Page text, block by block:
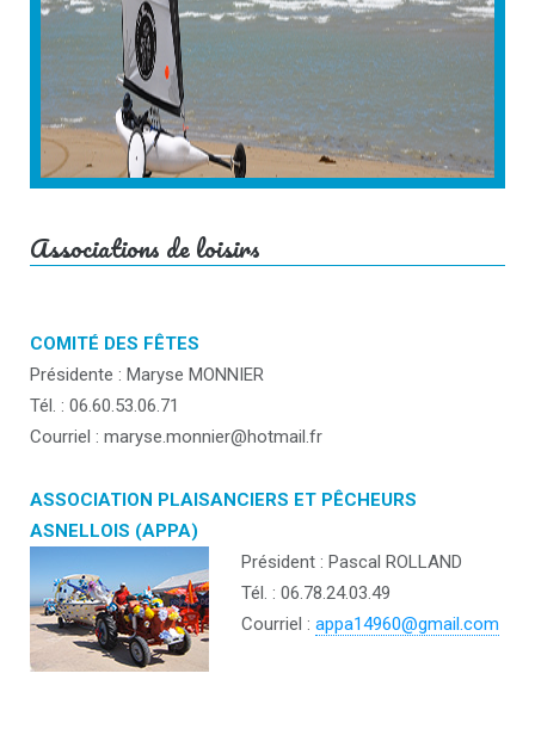
Associations de loisirs
COMITÉ DES FÊTES
Présidente : Maryse MONNIER
Tél. : 06.60.53.06.71
Courriel : maryse.monnier@hotmail.fr
ASSOCIATION PLAISANCIERS ET PÊCHEURS
ASNELLOIS (APPA)
Président : Pascal ROLLAND
Tél. : 06.78.24.03.49
Courriel : appa14960@gmail.com